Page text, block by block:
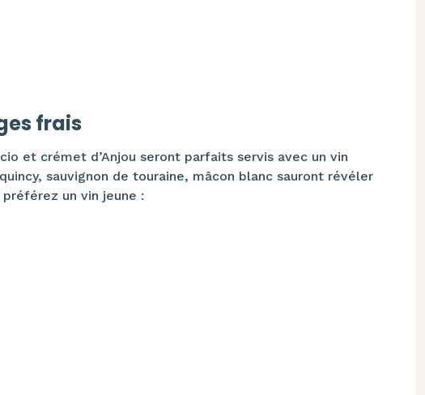
frais
et crémet d’Anjou seront parfaits servis avec un vin
sauvignon de touraine, mâcon blanc sauront révéler
préférez un vin jeune :